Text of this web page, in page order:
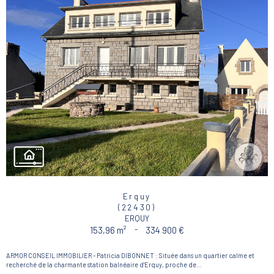
Erquy
(22430)
ERQUY
153,96 m² - 334 900 €
ARMOR CONSEIL IMMOBILIER - Patricia DIBONNET : Située dans un quartier calme et
recherché de la charmante station balnéaire d'Erquy, proche de...